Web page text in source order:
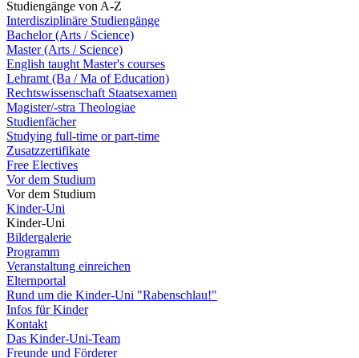
Studiengänge von A-Z
Interdisziplinäre Studiengänge
Bachelor (Arts / Science)
Master (Arts / Science)
English taught Master's courses
Lehramt (Ba / Ma of Education)
Rechtswissenschaft Staatsexamen
Magister/-stra Theologiae
Studienfächer
Studying full-time or part-time
Zusatzzertifikate
Free Electives
Vor dem Studium
Vor dem Studium
Kinder-Uni
Kinder-Uni
Bildergalerie
Programm
Veranstaltung einreichen
Elternportal
Rund um die Kinder-Uni "Rabenschlau!"
Infos für Kinder
Kontakt
Das Kinder-Uni-Team
Freunde und Förderer